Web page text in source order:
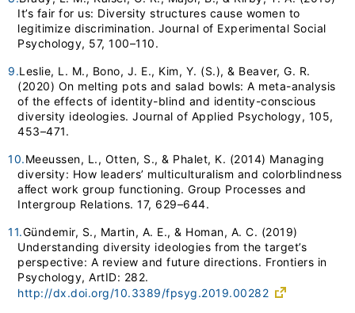
It’s fair for us: Diversity structures cause women to
legitimize discrimination. Journal of Experimental Social
Psychology, 57, 100–110.
9.Leslie, L. M., Bono, J. E., Kim, Y. (S.), & Beaver, G. R.
(2020) On melting pots and salad bowls: A meta-analysis
of the effects of identity-blind and identity-conscious
diversity ideologies. Journal of Applied Psychology, 105,
453–471.
10.Meeussen, L., Otten, S., & Phalet, K. (2014) Managing
diversity: How leaders’ multiculturalism and colorblindness
aﬀect work group functioning. Group Processes and
Intergroup Relations. 17, 629–644.
11.Gündemir, S., Martin, A. E., & Homan, A. C. (2019)
Understanding diversity ideologies from the target’s
perspective: A review and future directions. Frontiers in
Psychology, ArtID: 282.
http://dx.doi.org/10.3389/fpsyg.2019.00282